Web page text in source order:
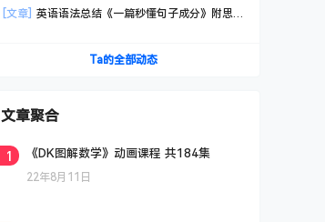
[文章]
英语语法总结《一篇秒懂句子成分》附思
Ta的全部动态
文章聚合
1 《DK图解数学》动画课程 共184集
22年8月11日